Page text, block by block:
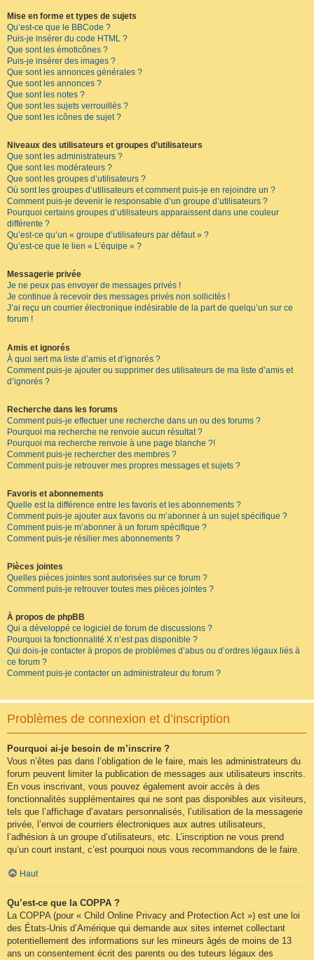
Mise en forme et types de sujets
Qu’est-ce que le BBCode ?
Puis-je insérer du code HTML ?
Que sont les émoticônes ?
Puis-je insérer des images ?
Que sont les annonces générales ?
Que sont les annonces ?
Que sont les notes ?
Que sont les sujets verrouillés ?
Que sont les icônes de sujet ?
Niveaux des utilisateurs et groupes d’utilisateurs
Que sont les administrateurs ?
Que sont les modérateurs ?
Que sont les groupes d’utilisateurs ?
Où sont les groupes d’utilisateurs et comment puis-je en rejoindre un ?
Comment puis-je devenir le responsable d’un groupe d’utilisateurs ?
Pourquoi certains groupes d’utilisateurs apparaissent dans une couleur
différente ?
Qu’est-ce qu’un « groupe d’utilisateurs par défaut » ?
Qu’est-ce que le lien « L’équipe » ?
Messagerie privée
Je ne peux pas envoyer de messages privés !
Je continue à recevoir des messages privés non sollicités !
J’ai reçu un courrier électronique indésirable de la part de quelqu’un sur ce
forum !
Amis et ignorés
À quoi sert ma liste d’amis et d’ignorés ?
Comment puis-je ajouter ou supprimer des utilisateurs de ma liste d’amis et
d’ignorés ?
Recherche dans les forums
Comment puis-je effectuer une recherche dans un ou des forums ?
Pourquoi ma recherche ne renvoie aucun résultat ?
Pourquoi ma recherche renvoie à une page blanche ?!
Comment puis-je rechercher des membres ?
Comment puis-je retrouver mes propres messages et sujets ?
Favoris et abonnements
Quelle est la différence entre les favoris et les abonnements ?
Comment puis-je ajouter aux favoris ou m’abonner à un sujet spécifique ?
Comment puis-je m’abonner à un forum spécifique ?
Comment puis-je résilier mes abonnements ?
Pièces jointes
Quelles pièces jointes sont autorisées sur ce forum ?
Comment puis-je retrouver toutes mes pièces jointes ?
À propos de phpBB
Qui a développé ce logiciel de forum de discussions ?
Pourquoi la fonctionnalité X n’est pas disponible ?
Qui dois-je contacter à propos de problèmes d’abus ou d’ordres légaux liés à
ce forum ?
Comment puis-je contacter un administrateur du forum ?
Problèmes de connexion et d’inscription
Pourquoi ai-je besoin de m’inscrire ?
Vous n’êtes pas dans l’obligation de le faire, mais les administrateurs du
forum peuvent limiter la publication de messages aux utilisateurs inscrits.
En vous inscrivant, vous pouvez également avoir accès à des
fonctionnalités supplémentaires qui ne sont pas disponibles aux visiteurs,
tels que l’affichage d’avatars personnalisés, l’utilisation de la messagerie
privée, l’envoi de courriers électroniques aux autres utilisateurs,
l’adhésion à un groupe d’utilisateurs, etc. L’inscription ne vous prend
qu’un court instant, c’est pourquoi nous vous recommandons de le faire.
Haut
Qu’est-ce que la COPPA ?
La COPPA (pour « Child Online Privacy and Protection Act ») est une loi
des États-Unis d’Amérique qui demande aux sites internet collectant
potentiellement des informations sur les mineurs âgés de moins de 13
ans un consentement écrit des parents ou des tuteurs légaux des